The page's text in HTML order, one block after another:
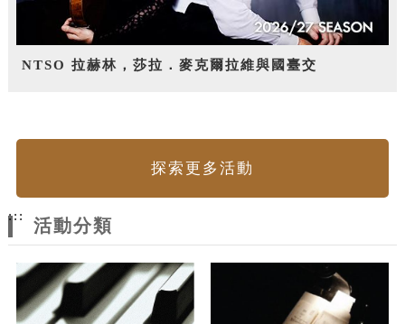
NTSO 拉赫林，莎拉．麥克爾拉維與國臺交
探索更多活動
:::
活動分類